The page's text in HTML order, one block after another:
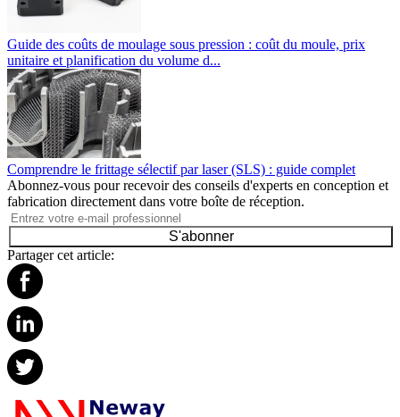
Guide des coûts de moulage sous pression : coût du moule, prix
unitaire et planification du volume d...
Comprendre le frittage sélectif par laser (SLS) : guide complet
Abonnez-vous pour recevoir des conseils d'experts en conception et
fabrication directement dans votre boîte de réception.
S'abonner
Partager cet article: